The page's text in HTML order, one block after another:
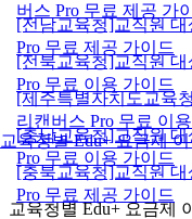
교육청별 Edu+ 요금제
버스 Pro 무료 제공 가
[전남교육청]교직원 대
Pro 무료 제공 가이드
[전북교육청]교직원 대
Pro 무료 이용 가이드
[제주특별자치도교육
리캔버스 Pro 무료 이
[충남교육청]교직원 대
Pro 무료 이용 가이드
[충북교육청]교직원 대
Pro 무료 제공 가이드
교육청별 Edu+ 요금제